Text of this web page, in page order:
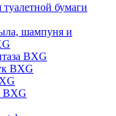
бумаги
шампуня и
BXG
BXG
BXG